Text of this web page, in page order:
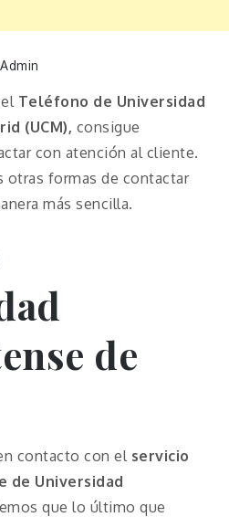
Admin
Teléfono de Universidad
(UCM), consigue
con atención al cliente.
otras formas de contactar
más sencilla.
de
contacto con el servicio
de Universidad
que lo último que